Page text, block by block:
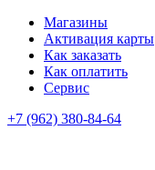
Магазины
Активация карты
Как заказать
Как оплатить
Сервис
+7 (962) 380-84-64